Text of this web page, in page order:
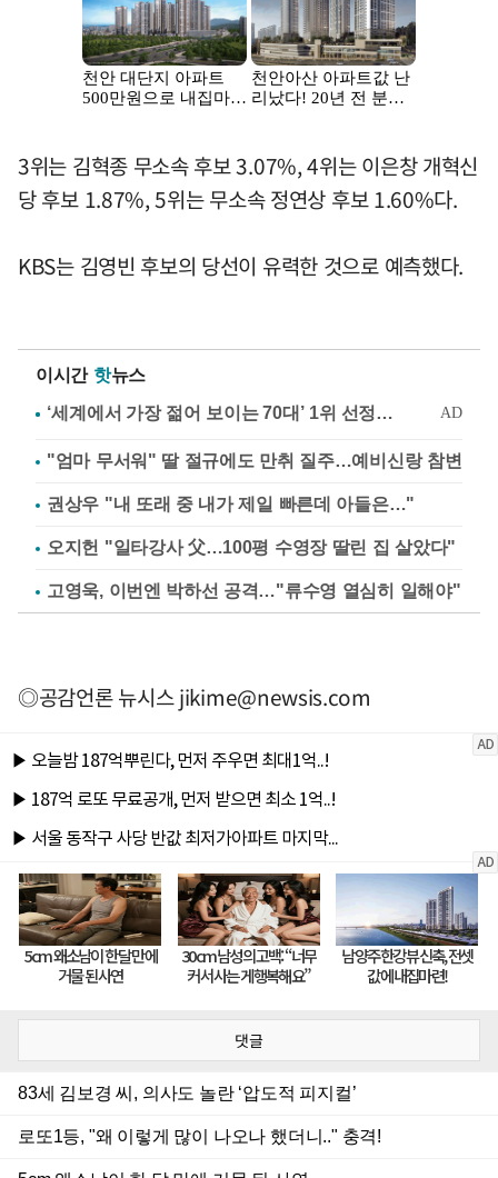
3위는 김혁종 무소속 후보 3.07%, 4위는 이은창 개혁신
당 후보 1.87%, 5위는 무소속 정연상 후보 1.60%다.
KBS는 김영빈 후보의 당선이 유력한 것으로 예측했다.
이시간 핫뉴스
"엄마 무서워" 딸 절규에도 만취 질주…예비신랑 참변
권상우 "내 또래 중 내가 제일 빠른데 아들은…"
오지헌 "일타강사 父…100평 수영장 딸린 집 살았다"
고영욱, 이번엔 박하선 공격…"류수영 열심히 일해야"
◎공감언론 뉴시스jikime@newsis.com
댓글